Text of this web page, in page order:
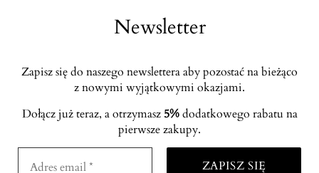
Newsletter
Zapisz się do naszego newslettera aby pozostać na bieżąco
z nowymi wyjątkowymi okazjami.
Dołącz już teraz, a otrzymasz 5%dodatkowego rabatu na
pierwsze zakupy.